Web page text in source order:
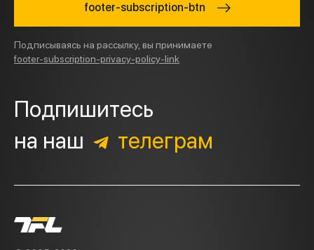
footer-subscription-btn
Подписываясь на рассылку, вы принимаете
footer-subscription-privacy-policy-link
Подпишитесь
на наш
телеграм